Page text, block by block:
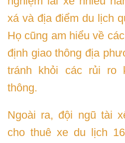
xá và địa điểm du lịch
Họ cũng am hiểu về
định giao thông địa
tránh khỏi các rủi ro
thông.
Ngoài ra, đội ngũ tài
cho thuê xe du lịch